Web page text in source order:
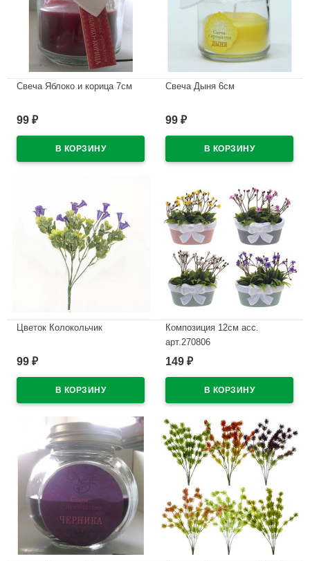
Свеча Яблоко и корица 7см
99 ₽
Свеча Дыня 6см
99 ₽
Цветок Колокольчик
99 ₽
Композиция 12см асс.
арт.270806
В наличии
149 ₽